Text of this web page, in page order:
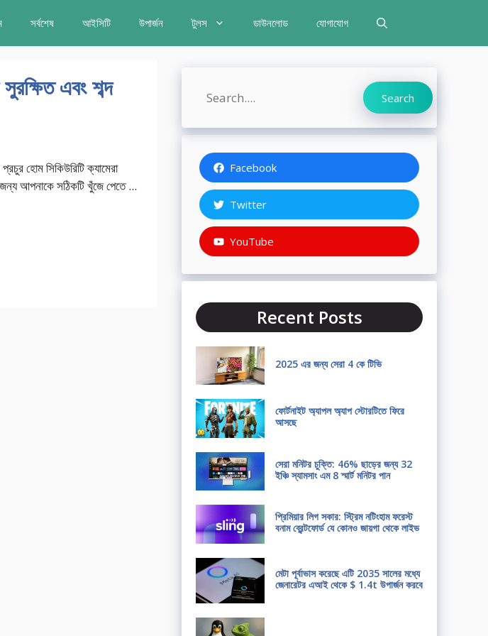
সর্বশেষ আইসিটি উপার্জন টুলস ডাউনলোড যোগাযোগ
এবং শব্দ
হোম সিকিউরিটি ক্যামেরা
আপনাকে সঠিকটি খুঁজে পেতে ...
Search Search
Facebook
Twitter
YouTube
Recent Posts
2025 এর জন্য সেরা 4 কে টিভি
ফোর্টনাইট অ্যাপল অ্যাপ স্টোরটিতে ফিরে
আসছে
সেরা মনিটর চুক্তি: 46% ছাড়ের জন্য 32
ইঞ্চি স্যামসাং এম 8 স্মার্ট মনিটর পান
প্রিমিয়ার লিগ সকার: স্ট্রিম নটিংহাম ফরেস্ট
বনাম ব্রেন্টফোর্ড যে কোনও জায়গা থেকে লাইভ
মেটা পূর্বাভাস করেছে এটি 2035 সালের মধ্যে
জেনারেটর এআই থেকে $ 1.4t উপার্জন করবে